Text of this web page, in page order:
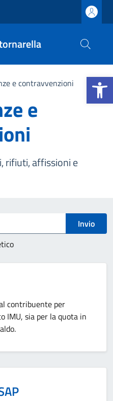
e contravvenzioni
e
rifiuti, affissioni e
Invio
contribuente per
IMU, sia per la quota in
Apri la